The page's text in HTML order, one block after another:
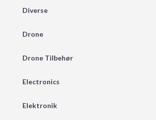
Diverse
Drone
Drone Tilbehør
Electronics
Elektronik